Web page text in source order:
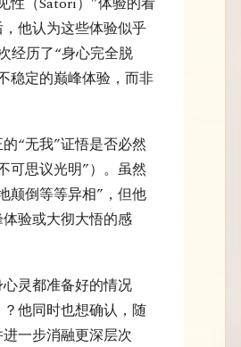
他认为这些体验似乎
经历了“身心完全脱
稳定的巅峰体验，而非
“无我”证悟是否必然
可思议光明”）。虽然
颠倒等等异相”，但他
验或大彻大悟的感
灵都准备好的情况
他同时也想确认，随
一步消融更深层次